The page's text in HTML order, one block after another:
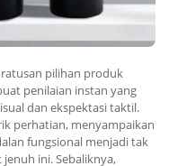
pilihan produk
penilaian instan yang
dan ekspektasi taktil.
perhatian, menyampaikan
fungsional menjadi tak
ini. Sebaliknya,